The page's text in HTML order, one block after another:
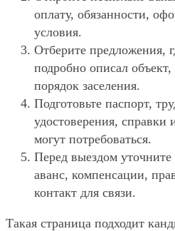
оплату, обязанности,
условия.
Отберите предложения,
подробно описал
порядок заселения.
Подготовьте паспорт,
удостоверения, справки
могут потребоваться.
Перед выездом
аванс, компенсации,
контакт для связи.
Такая страница подходит